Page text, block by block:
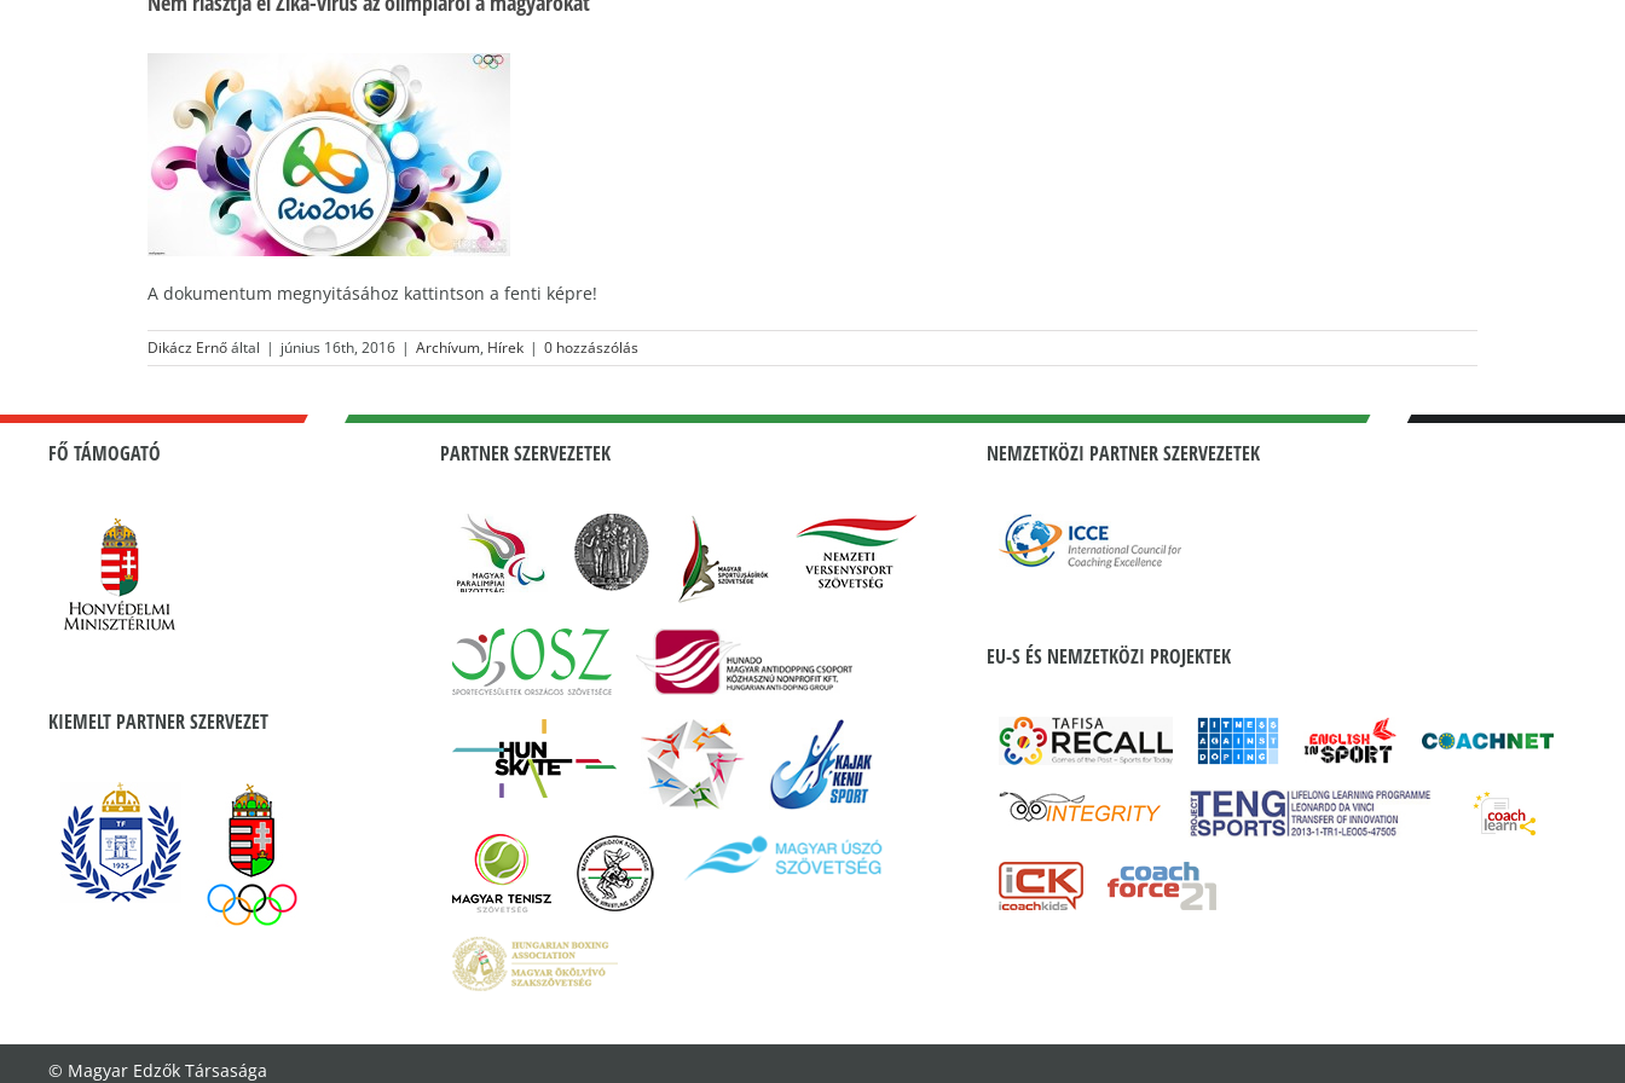
A dokumentum megnyitásához kattintson a fenti képre!
Dikácz Ernőáltal | június 16th, 2016 | Archívum, Hírek | 0 hozzászólás
FŐ TÁMOGATÓ
KIEMELT PARTNER SZERVEZET
PARTNER SZERVEZETEK NEMZETKÖZI PARTNER SZERVEZETEK
EU-S ÉS NEMZETKÖZI PROJEKTEK
© Magyar Edzők Társasága